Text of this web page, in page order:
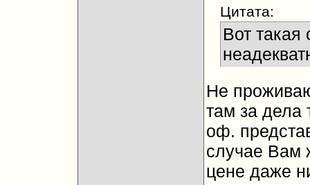
Цитата:
Вот такая
Не
там за дела
оф.
случае Вам
цене даже